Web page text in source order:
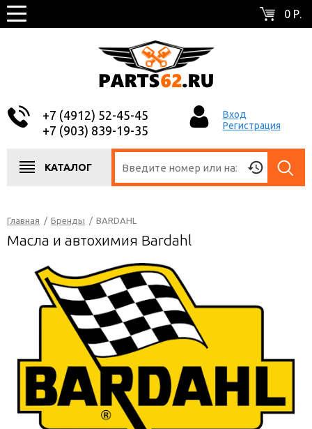
0 Р.
+7 (4912) 52-45-45
+7 (903) 839-19-35
Вход
Регистрация
КАТАЛОГ
Главная / Бренды / BARDAHL
Масла и автохимия Bardahl